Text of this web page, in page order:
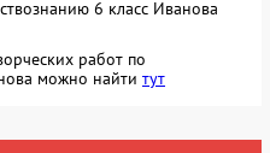
6 класс Иванова
работ по
можно найти тут